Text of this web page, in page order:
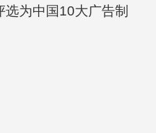
为中国10大广告制